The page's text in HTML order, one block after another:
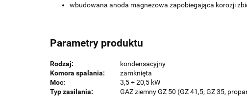
wbudowana anoda magnezowa zapobiegająca korozji
Parametry produktu
Rodzaj:
kondensacyjny
Komora spalania:
zamknięta
Moc:
3,5 ÷ 20,5 kW
Typ zasilania:
GAZ ziemny GZ 50 (GZ 41,5; GZ 35,